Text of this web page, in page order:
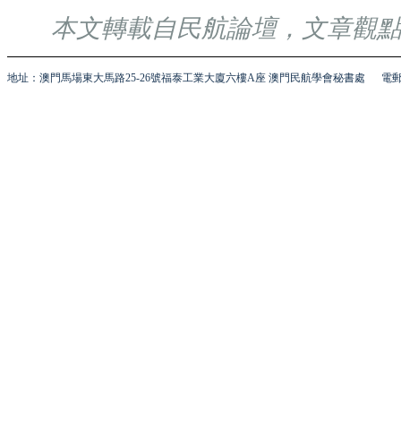
本文轉載自民航論壇，文章觀
地址：澳門馬場東大馬路25-26號福泰工業大廈六樓A座 澳門民航學會秘書處 電